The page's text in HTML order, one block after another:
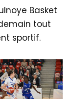
Basket
tout
sportif.